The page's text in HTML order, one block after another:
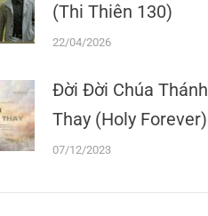
(Thi Thiên 130)
22/04/2026
Đời Đời Chúa Thánh
Thay (Holy Forever)
07/12/2023